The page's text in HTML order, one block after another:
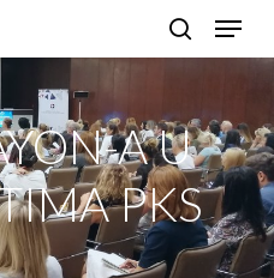
search
Menu
A U
PKS